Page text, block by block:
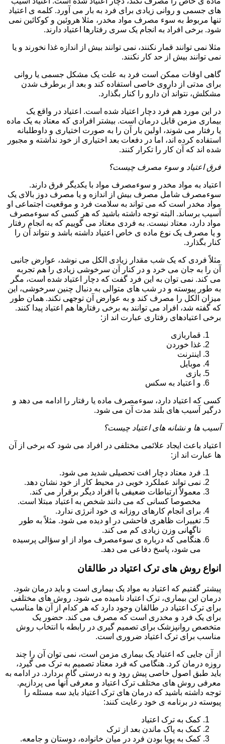
های جسمی و روانی زیادی برای فرد به بار می آورد. کلمه ی اعتیاد
تنها مربوط به سوء مصرف مواد مخدر، مثلا هروئین و کوکائین نمی
شود. برخی افراد به انجام یک سری رفتارها اعتیاد دارند.
مثلا نمی توانند قمار نکنند، نمی توانند بیش از اندازه غذا نخورند و یا
نمی توانند بیش از حد کار نکنند.
گاهی اوقات ممکن است فرد به علت یک مشکل جسمی یا روانی
برای مدتی از داروی خاصی استفاده کند و بعد از برطرف شدن
مشکلش، نتواند آن دارو را کنار بگذارد.
در این مورد هم فرد دچار اعتیاد شده است. اعتیاد در واقع یک
بیماری مزمن قابل درمان است. بیشتر افرادی که معتاد به یک ماده
یا رفتار می شوند، اولین بار آن را به صورت اختیاری و داوطلبانه
استفاده کرده اند، اما در دفعات بعد اختیاری از خود نداشته و مجبور
شده اند که آن کار را تکرار کنند.
فرق اعتیاد و سوء مصرف چیست؟
اعتیاد به مواد مخدر و سوءمصرف مواد با یکدیگر فرق دارند.
سوءمصرف شامل مصرف بیش از اندازه و یا مصرف دوز بالای یک
مواد مخدر است که می تواند به سلامت فرد و موقعیت اجتماعی او
آسیب برساند. البته توجه داشته باشید که هر کسی که سوءمصرف
مواد دارد، معتاد نیست. به فردی معتاد می گوییم که به انجام رفتار
و یا مصرف یک نوع ماده ی خاص اعتیاد داشته باشد و نتواند آن را
کنار بگذارد.
مثلاً فردی که یک شب مقدار زیادی الکل می نوشد، عوارض جانبی
آن را به جان می خرد و در کنار آن سرخوشی زیادی را هم تجربه
می کند. نمی توان به این فرد گفت که دچار اعتیاد شده است، مگر
به طور پیوسته و در شب های متوالی به دنبال چنین سرخوشی، این
میزان الکل را مصرف کند و به عوارض آن توجهی نکند. همان طور
که گفته شد، افراد می توانند به برخی رفتارها هم اعتیاد پیدا کنند.
برخی اعتیادهای رفتاری عبارت اند از:
قماربازی
غذا خوردن
اینترنت
موبایل
بازی
و اعتیاد به سکس
کسی که اعتیاد دارد، سوءمصرف ماده یا رفتار را ادامه می دهد و
درگیر آسیب های بلند مدت آن می شود.
آسیب ها و نشانه های اعتیاد چیست؟
اعتیاد باعث ایجاد علائمی مختلفی در افراد می شود که برخی از آن
ها عبارت اند از:
فرد معتاد دچار افت تحصیلی شدید می شود.
نمی تواند عملکرد خوبی در محیط کار از خود نشان دهد.
معمولاً ارتباطات ضعیفی با افراد دیگر برقرار می کند.
مخصوصا کسانی که می دانند شخص به اعتیاد مبتلا است.
برای انجام کارهای روزانه ی خود انرژی ندارد.
تغییرات ظاهری فاحشی در او دیده می شود. مثلاً به طور
ناگهانی وزن زیادی کم می کند.
هنگامی که درباره ی سوءمصرف مواد از او سؤالی پرسیده
می شود، پاسخ دفاعی می دهد.
انواع روش های ترک اعتیاد در طالقان
پیشتر گفتیم که اعتیاد به مواد یک بیماری است و باید درمان شود.
درمان این بیماری، ترک اعتیاد نامیده می شود. روش های مختلفی
برای ترک اعتیاد در طالقان وجود دارد که هر کدام از آن ها مناسب
برای یک فرد و مخدری است که مصرف می کند. حضور یک
متخصص روانپزشک برای تصمیم گیری در رابطه با انتخاب روش
مناسب برای ترک اعتیاد ضروری است.
از آن جایی که اعتیاد یک بیماری مزمن است، نمی توان آن را چند
روزه درمان کرد. هنگامی که فرد معتاد تصمیم به ترک می گیرد،
باید طبق اصول خاصی پیش رود و به درستی گام بردارد. در ادامه به
معرفی روش های مختلف ترک اعتیاد و معرفی آنها می پردازیم.
توجه داشته باشید که درمان های ترک اعتیاد باید سه مسئله را
پیوسته در برنامه ی خود رعایت کنند:
کمک به ترک اعتیاد
کمک به پاک ماندن بعد از ترک
کمک به پویا بودن فرد در میان خانواده، دوستان و جامعه.